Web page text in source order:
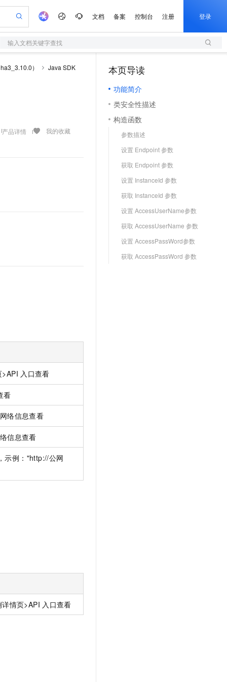
文档 备案 控制台 注册 登录
输入文档关键字查找
）
Java SDK
产品详情 我的收藏
入口查看
看
络信息查看
信息查看
示例："http://公网
情页>API 入口查看
本页导读
功能简介
类安全性描述
构造函数
参数描述
设置 Endpoint 参数
获取 Endpoint 参数
设置 InstanceId 参数
获取 InstanceId 参数
设置 AccessUserName参数
获取 AccessUserName 参数
设置 AccessPassWord参数
获取 AccessPassWord 参数
轻量应用服务器
数字证书管理服务（原SSL证书）
实现全站HTTPS，呈现可信的WEB访问
一句话生成原生可编辑精美 PPT 文稿
输入一句话想法, 轻松生成专业的 PPT
一键部署幻兽帕鲁游戏服务器
一键购买专属联机服务器，轻松开启游戏
漫剧工坊：一站式动画创作平台
快速生产连贯的高质量长漫剧
高效部署网站，快速应用到小程序
阿里云 OPC 创新助力计划
Token 补贴，五大权
益加速 OPC 成功
开发者社区
我要反馈